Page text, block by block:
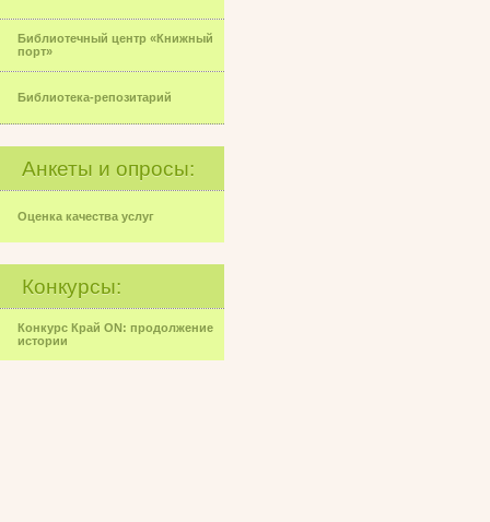
Библиотечный центр «Книжный
порт»
Библиотека-репозитарий
Анкеты и опросы:
Оценка качества услуг
Конкурсы:
Конкурс Край ON: продолжение
истории